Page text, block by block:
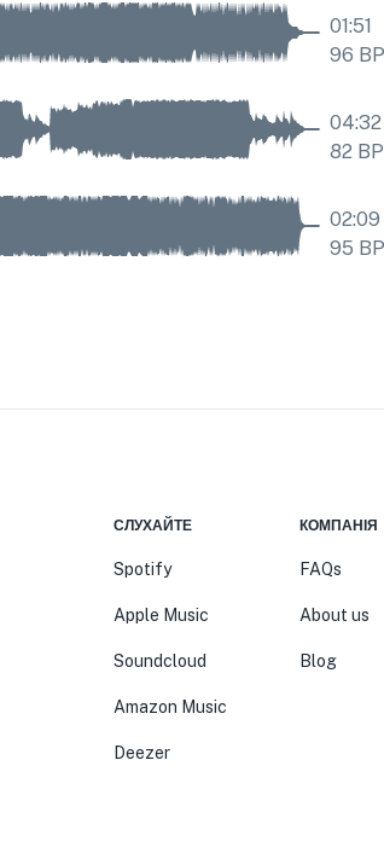
01:51
96
04:32
82
02:09
95
СЛУХАЙТЕ
Spotify
Apple Music
Soundcloud
Amazon Music
Deezer
КОМПАНІЯ
FAQs
About us
Blog